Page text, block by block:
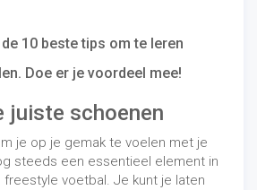
10 beste tips om te leren
Doe er je voordeel mee!
juiste schoenen
je op je gemak te voelen met je
steeds een essentieel element in
voetbal. Je kunt je laten